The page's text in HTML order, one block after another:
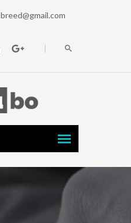
breed@gmail.com